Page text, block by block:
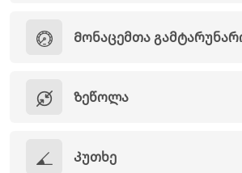
Მონაცემთა
Ზეწოლა
Კუთხე